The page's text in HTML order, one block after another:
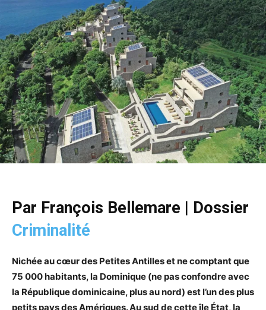
Par François Bellemare
Dossier
Criminalité
Nichée au cœur des Petites Antilles et ne comptant que
75 000 habitants, la Dominique (ne pas confondre avec
la République dominicaine, plus au nord) est l’un des plus
petits pays des Amériques. Au sud de cette île État, la